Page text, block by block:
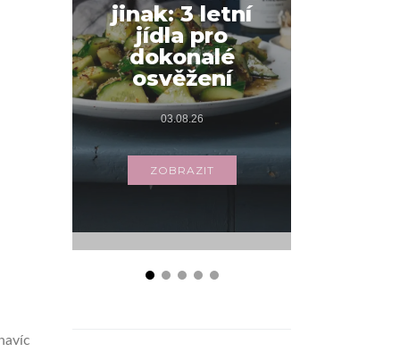
jinak: 3 letní
jídla pro
dokonalé
osvěžení
03.08.26
ZOBRAZIT